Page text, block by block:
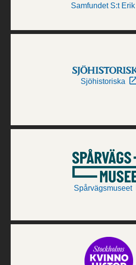
Samfundet S:t Erik
Sjöhistoriska
Spårvägsmuseet